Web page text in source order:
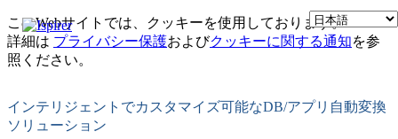
このWebサイトでは、クッキーを使用しております。
詳細は プライバシー保護およびクッキーに関する通知を参
照ください。
インテリジェントでカスタマイズ可能なDB/アプリ自動変換
ソリューション